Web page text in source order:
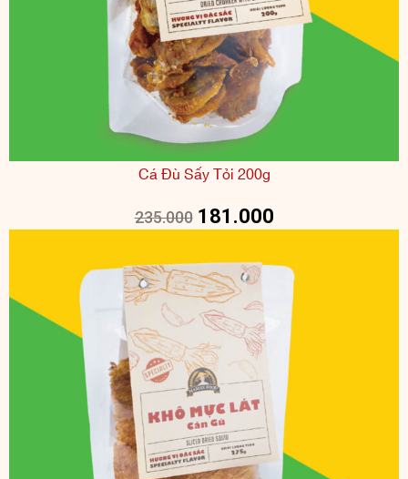
Cá Đù Sấy Tỏi 200g
235.000 181.000